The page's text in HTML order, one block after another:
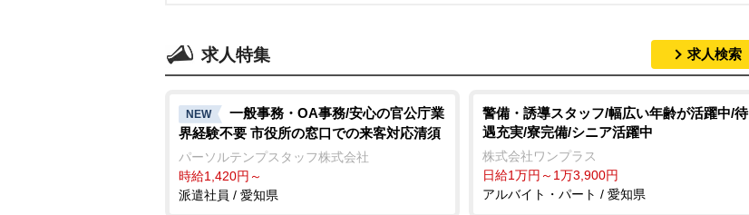
求人特集 求人検索
NEW
一般事務・OA事務/安心の官公庁業
界経験不要 市役所の窓口での来客対応清須
パーソルテンプスタッフ株式会社
時給1,420円～
派遣社員 / 愛知県
警備・誘導スタッフ/幅広い年齢が活躍中/待
遇充実/寮完備/シニア活躍中
株式会社ワンプラス
日給1万円～1万3,900円
アルバイト・パート / 愛知県